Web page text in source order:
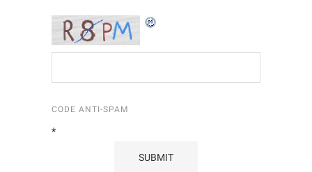
CODE ANTI-SPAM
*